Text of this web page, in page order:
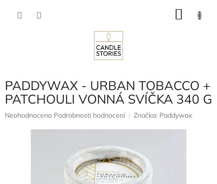
PADDYWAX - URBAN TOBACCO +
PATCHOULI VONNÁ SVÍČKA 340 G
Průměrné
Neohodnoceno Podrobnosti hodnocení Značka: Paddywax